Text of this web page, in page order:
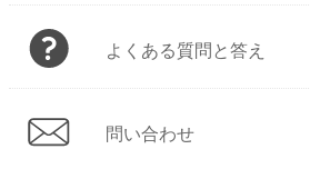
よくある質問と答え
問い合わせ